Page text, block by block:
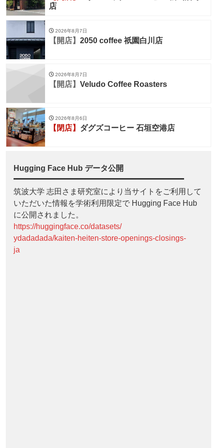
店
2026年8月7日
【開店】 2050 coffee 祇園白川店
2026年8月7日
【開店】 Veludo Coffee Roasters
2026年8月6日
【閉店】 ダグズコーヒー 石垣空港店
Hugging Face Hub データ公開
筑波大学 志田さま研究室により当サイトをご利用して
いただいた情報を学術利用限定で Hugging Face Hub
に公開されました。
https://huggingface.co/datasets/
ydadadada/kaiten-heiten-store-openings-closings-
ja